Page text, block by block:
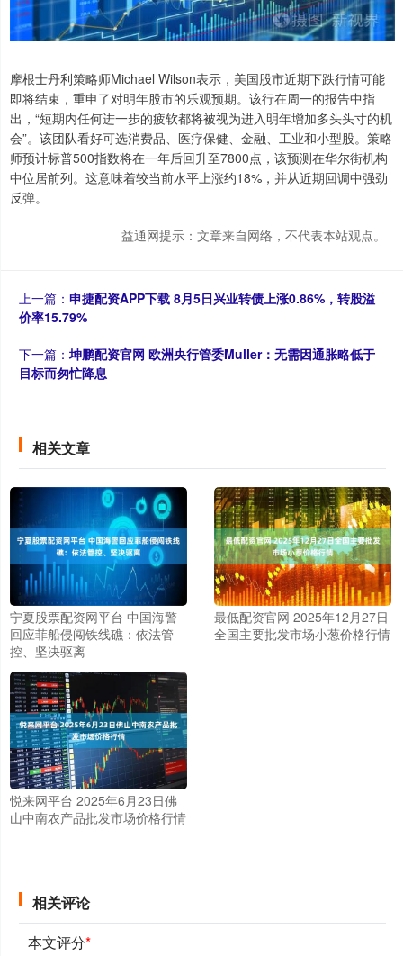
摩根士丹利策略师Michael Wilson表示，美国股市近期下跌行情可能
即将结束，重申了对明年股市的乐观预期。该行在周一的报告中指
出，“短期内任何进一步的疲软都将被视为进入明年增加多头头寸的机
会”。该团队看好可选消费品、医疗保健、金融、工业和小型股。策略
师预计标普500指数将在一年后回升至7800点，该预测在华尔街机构
中位居前列。这意味着较当前水平上涨约18%，并从近期回调中强劲
反弹。
益通网提示：文章来自网络，不代表本站观点。
上一篇： 申捷配资APP下载 8月5日兴业转债上涨0.86%，转股溢
价率15.79%
下一篇： 坤鹏配资官网 欧洲央行管委Muller：无需因通胀略低于
目标而匆忙降息
相关文章
宁夏股票配资网平台 中国海警
回应菲船侵闯铁线礁：依法管
控、坚决驱离
最低配资官网 2025年12月27日
全国主要批发市场小葱价格行情
悦来网平台 2025年6月23日佛
山中南农产品批发市场价格行情
相关评论
本文评分*